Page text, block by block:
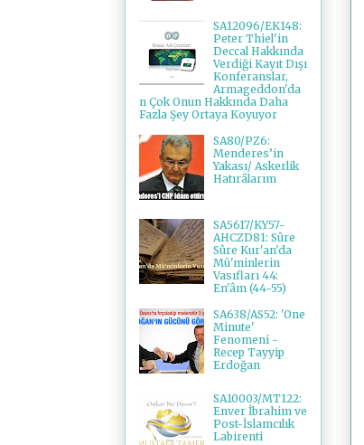
SA12096/EK148:
Peter Thiel'in
Deccal Hakkında
Verdiği Kayıt Dışı
Konferanslar,
Armageddon'da
n Çok Onun Hakkında Daha
Fazla Şey Ortaya Koyuyor
SA80/PZ6:
Menderes’in
Yakası/ Askerlik
Hatırâlarım
SA5617/KY57-
AHCZD81: Sûre
Sûre Kur'an'da
Mü'minlerin
Vasıfları 44:
En'âm (44-55)
SA638/AS52: 'One
Minute'
Fenomeni -
Recep Tayyip
Erdoğan
SA10003/MT122:
Enver İbrahim ve
Post-İslamcılık
Labirenti